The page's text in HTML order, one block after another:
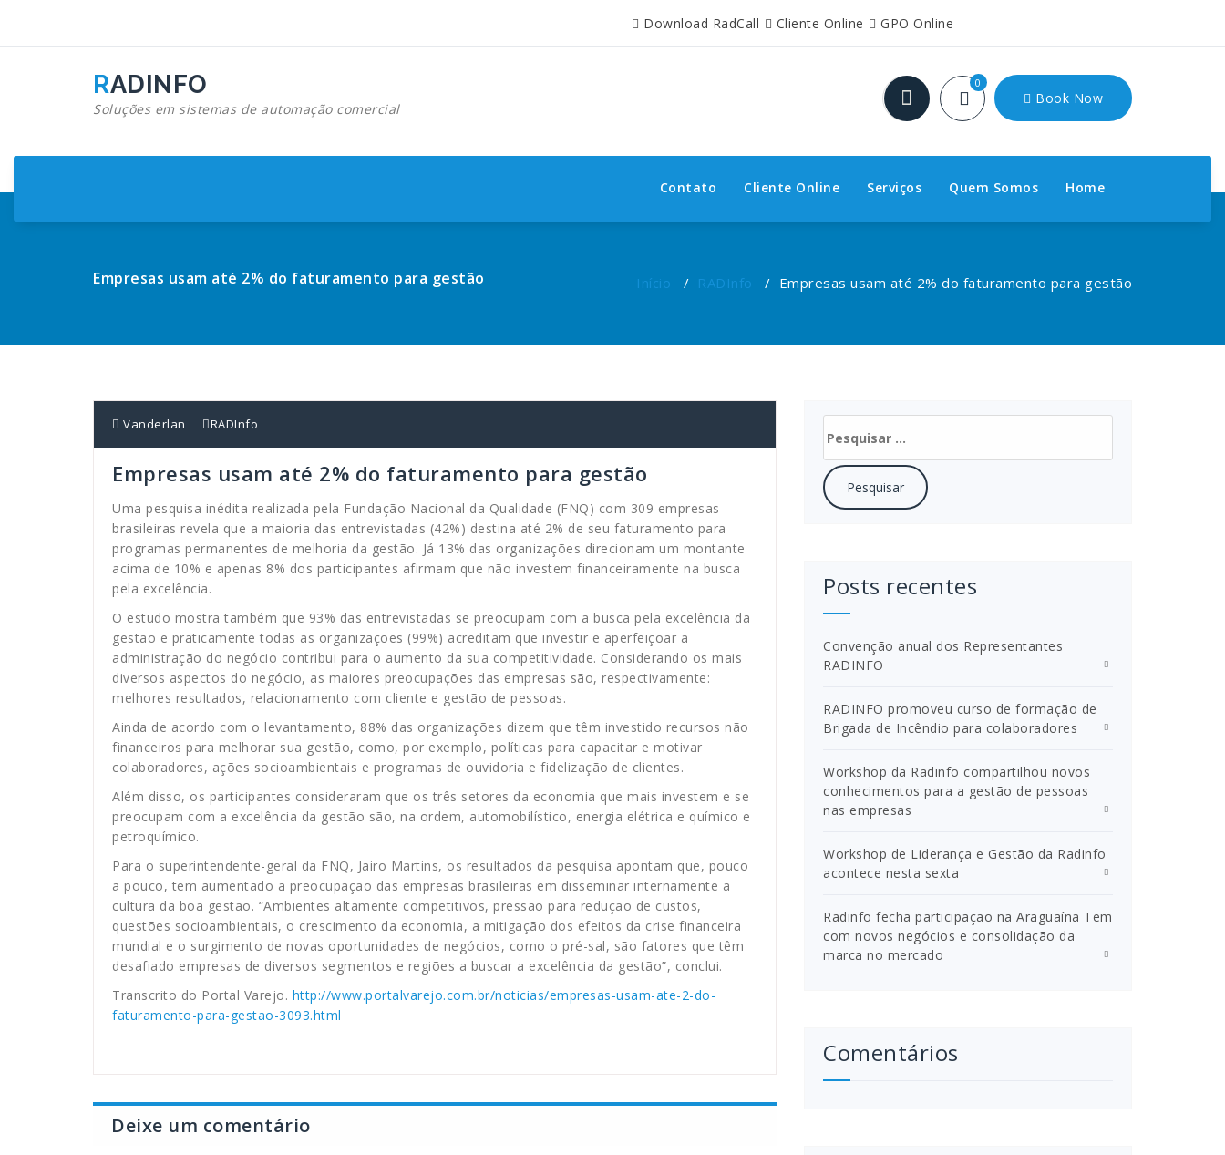
o
Download RadCall Cliente Online GPO Online
RADINFO
Soluções em sistemas de automação comercial
0
Book Now
Home
Quem Somos
Serviços
Cliente Online
Contato
Empresas usam até 2% do faturamento para gestão Início / RADInfo / Empresas usam até 2% do faturamento para gestão
Vanderlan RADInfo
Empresas usam até 2% do faturamento para gestão
Uma pesquisa inédita realizada pela Fundação Nacional da Qualidade (FNQ) com 309 empresas
brasileiras revela que a maioria das entrevistadas (42%) destina até 2% de seu faturamento para
programas permanentes de melhoria da gestão. Já 13% das organizações direcionam um montante
acima de 10% e apenas 8% dos participantes afirmam que não investem financeiramente na busca
pela excelência.
O estudo mostra também que 93% das entrevistadas se preocupam com a busca pela excelência da
gestão e praticamente todas as organizações (99%) acreditam que investir e aperfeiçoar a
administração do negócio contribui para o aumento da sua competitividade. Considerando os mais
diversos aspectos do negócio, as maiores preocupações das empresas são, respectivamente:
melhores resultados, relacionamento com cliente e gestão de pessoas.
Ainda de acordo com o levantamento, 88% das organizações dizem que têm investido recursos não
financeiros para melhorar sua gestão, como, por exemplo, políticas para capacitar e motivar
colaboradores, ações socioambientais e programas de ouvidoria e fidelização de clientes.
Além disso, os participantes consideraram que os três setores da economia que mais investem e se
preocupam com a excelência da gestão são, na ordem, automobilístico, energia elétrica e químico e
petroquímico.
Para o superintendente-geral da FNQ, Jairo Martins, os resultados da pesquisa apontam que, pouco
a pouco, tem aumentado a preocupação das empresas brasileiras em disseminar internamente a
cultura da boa gestão. “Ambientes altamente competitivos, pressão para redução de custos,
questões socioambientais, o crescimento da economia, a mitigação dos efeitos da crise financeira
mundial e o surgimento de novas oportunidades de negócios, como o pré-sal, são fatores que têm
desafiado empresas de diversos segmentos e regiões a buscar a excelência da gestão”, conclui.
Transcrito do Portal Varejo. http://www.portalvarejo.com.br/noticias/empresas-usam-ate-2-do-
faturamento-para-gestao-3093.html
Deixe um comentário
por:
Posts recentes
Convenção anual dos Representantes
RADINFO
RADINFO promoveu curso de formação de
Brigada de Incêndio para colaboradores
Workshop da Radinfo compartilhou novos
conhecimentos para a gestão de pessoas
nas empresas
Workshop de Liderança e Gestão da Radinfo
acontece nesta sexta
Radinfo fecha participação na Araguaína Tem
com novos negócios e consolidação da
marca no mercado
Comentários